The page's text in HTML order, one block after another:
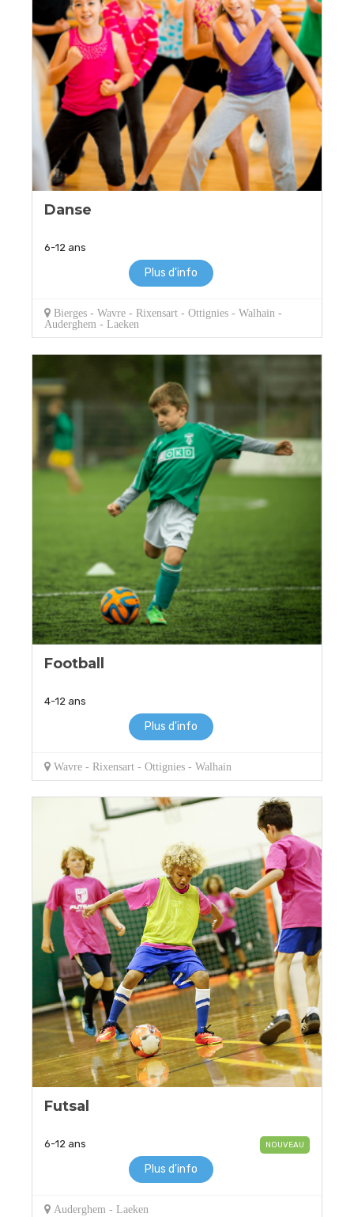
Danse
6-12 ans
Plus d'info
Bierges - Wavre - Rixensart - Ottignies - Walhain -
Auderghem - Laeken
Football
4-12 ans
Plus d'info
Wavre - Rixensart - Ottignies - Walhain
Futsal
NOUVEAU
6-12 ans
Plus d'info
Auderghem - Laeken